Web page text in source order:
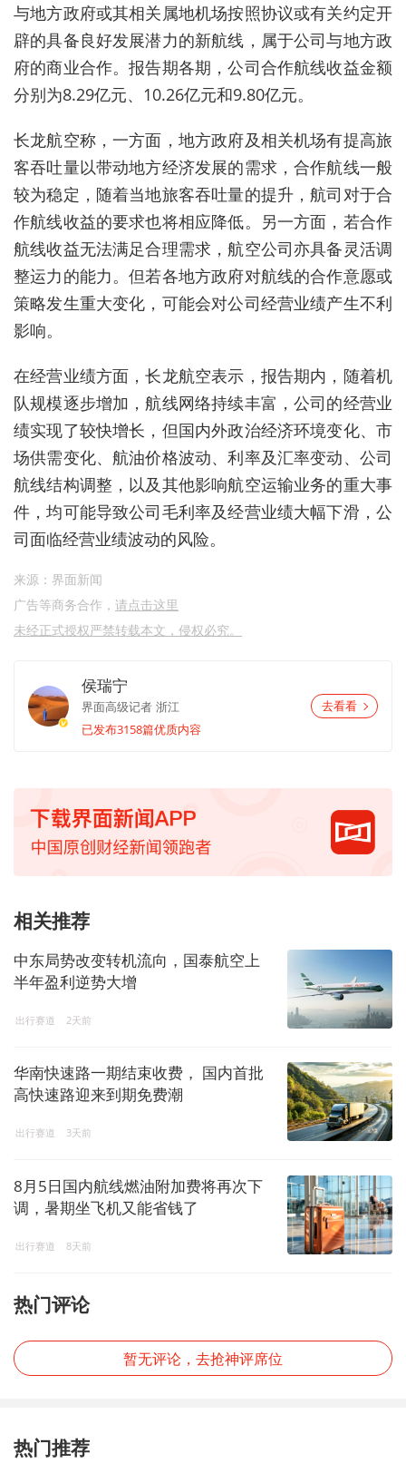
与地方政府或其相关属地机场按照协议或有关约定开
辟的具备良好发展潜力的新航线，属于公司与地方政
府的商业合作。报告期各期，公司合作航线收益金额
分别为8.29亿元、10.26亿元和9.80亿元。
长龙航空称，一方面，地方政府及相关机场有提高旅
客吞吐量以带动地方经济发展的需求，合作航线一般
较为稳定，随着当地旅客吞吐量的提升，航司对于合
作航线收益的要求也将相应降低。另一方面，若合作
航线收益无法满足合理需求，航空公司亦具备灵活调
整运力的能力。但若各地方政府对航线的合作意愿或
策略发生重大变化，可能会对公司经营业绩产生不利
影响。
在经营业绩方面，长龙航空表示，报告期内，随着机
队规模逐步增加，航线网络持续丰富，公司的经营业
绩实现了较快增长，但国内外政治经济环境变化、市
场供需变化、航油价格波动、利率及汇率变动、公司
航线结构调整，以及其他影响航空运输业务的重大事
件，均可能导致公司毛利率及经营业绩大幅下滑，公
司面临经营业绩波动的风险。
来源：界面新闻
广告等商务合作， 请点击这里
未经正式授权严禁转载本文，侵权必究。
侯瑞宁
界面高级记者 浙江
已发布3158篇优质内容
去看看
相关推荐
中东局势改变转机流向，国泰航空上
半年盈利逆势大增
出行赛道 2天前
华南快速路一期结束收费， 国内首批
高快速路迎来到期免费潮
出行赛道 3天前
8月5日国内航线燃油附加费将再次下
调，暑期坐飞机又能省钱了
出行赛道 8天前
热门评论
暂无评论，去抢神评席位
热门推荐